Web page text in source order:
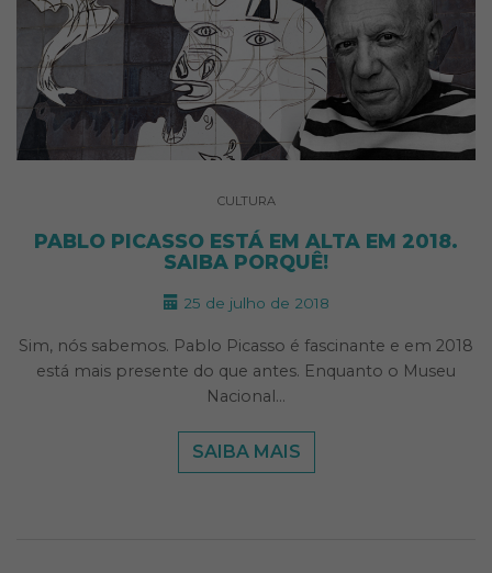
CULTURA
PABLO PICASSO ESTÁ EM ALTA EM 2018.
SAIBA PORQUÊ!
25 de julho de 2018
Sim, nós sabemos. Pablo Picasso é fascinante e em 2018
está mais presente do que antes. Enquanto o Museu
Nacional…
SAIBA MAIS